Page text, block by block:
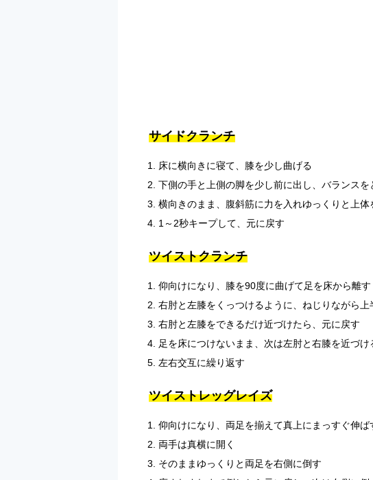
サイドクランチ
床に横向きに寝て、膝を少し曲げる
下側の手と上側の脚を少し前に出し、バランス
横向きのまま、腹斜筋に力を入れゆっくりと上体
1～2秒キープして、元に戻す
ツイストクランチ
仰向けになり、膝を90度に曲げて足を床から離す
右肘と左膝をくっつけるように、ねじりながら上
右肘と左膝をできるだけ近づけたら、元に戻す
足を床につけないまま、次は左肘と右膝を近づけ
左右交互に繰り返す
ツイストレッグレイズ
仰向けになり、両足を揃えて真上にまっすぐ伸ば
両手は真横に開く
そのままゆっくりと両足を右側に倒す